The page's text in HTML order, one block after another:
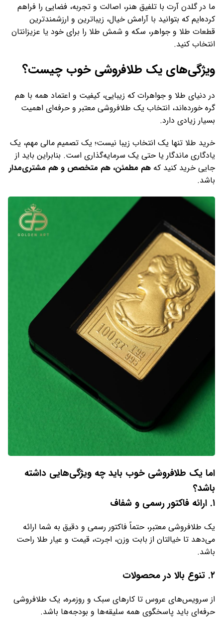
ما در گلدن آرت با تلفیق هنر، اصالت و تجربه، فضایی را فراهم
کرده‌ایم که بتوانید با آرامش خیال، زیباترین و ارزشمندترین
قطعات طلا و جواهر، سکه و شمش طلا را برای خود یا عزیزانتان
انتخاب کنید.
ویژگی‌های یک طلافروشی خوب چیست؟
در دنیای طلا و جواهرات که زیبایی، کیفیت و اعتماد همه با هم
گره خورده‌اند، انتخاب یک طلافروشی معتبر و حرفه‌ای اهمیت
بسیار زیادی دارد.
خرید طلا تنها یک انتخاب زیبا نیست؛ یک تصمیم مالی مهم، یک
یادگاری ماندگار یا حتی یک سرمایه‌گذاری است. بنابراین باید از
جایی خرید کنید که هم مطمئن، هم متخصص و هم مشتری‌مدار
باشد.
اما یک طلافروشی خوب باید چه ویژگی‌هایی داشته
باشد؟
۱. ارائه فاکتور رسمی و شفاف
یک طلافروشی معتبر، حتماً فاکتور رسمی و دقیق به شما ارائه
می‌دهد تا خیالتان از بابت وزن، اجرت، قیمت و عیار طلا راحت
باشد.
۲. تنوع بالا در محصولات
از سرویس‌های عروس تا کارهای سبک و روزمره، یک طلافروشی
حرفه‌ای باید پاسخگوی همه سلیقه‌ها و بودجه‌ها باشد.